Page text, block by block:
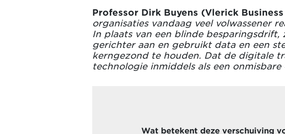
Professor Dirk Buyens (Vlerick
organisaties vandaag veel volwassener
In plaats van een blinde besparingsdrift,
gerichter aan en gebruikt data en een
kerngezond te houden. Dat de digitale
technologie inmiddels als een
Wat betekent deze verschuiving